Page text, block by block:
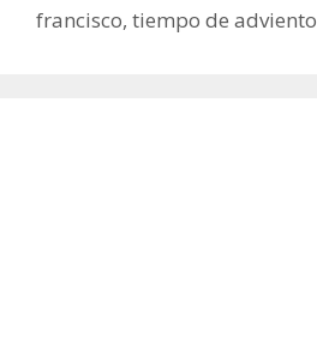
francisco, tiempo de adviento